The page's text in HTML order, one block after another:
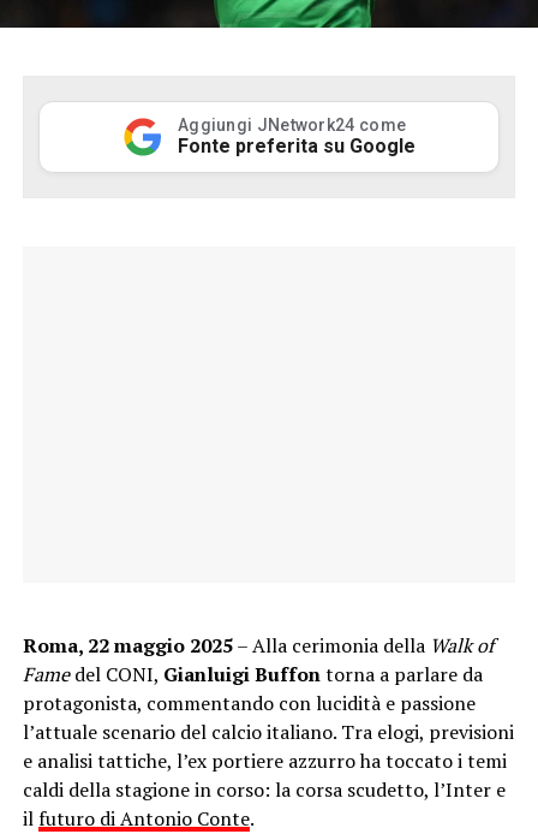
Aggiungi JNetwork24 come
Fonte preferita su Google
Roma, 22 maggio 2025– Alla cerimonia della Walk of
Famedel CONI, Gianluigi Buffontorna a parlare da
protagonista, commentando con lucidità e passione
l’attuale scenario del calcio italiano. Tra elogi, previsioni
e analisi tattiche, l’ex portiere azzurro ha toccato i temi
caldi della stagione in corso: la corsa scudetto, l’Inter e
ilfuturo di Antonio Conte.